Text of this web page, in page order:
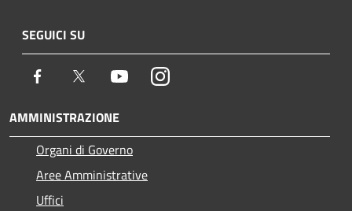
SEGUICI SU
Facebook Twitter YoutubeInstagram
AMMINISTRAZIONE
Organi di Governo
Aree Amministrative
Uffici